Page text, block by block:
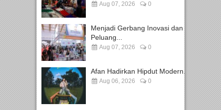
Aug 07, 2026 0
Menjadi Gerbang Inovasi dan
Peluang...
Aug 07, 2026 0
Afan Hadirkan Hipdut Modern...
Aug 06, 2026 0